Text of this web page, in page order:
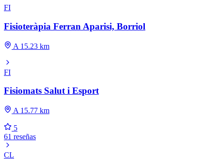
FI
Fisioteràpia Ferran Aparisi, Borriol
A 15.23 km
FI
Fisiomats Salut i Esport
A 15.77 km
5
61 reseñas
CL